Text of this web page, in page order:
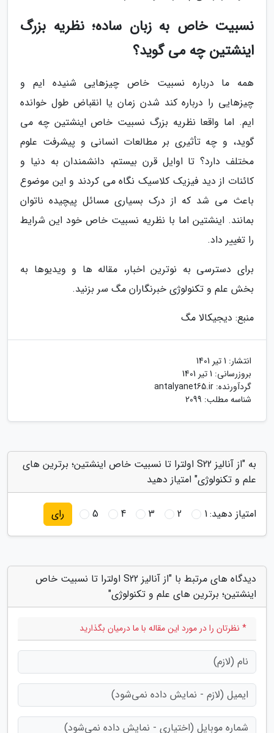
نسبیت خاص به زبان ساده؛ نظریه بزرگ
اینشتین چه می گوید؟
همه ما درباره نسبیت خاص چیزهایی شنیده ایم و
چیزهایی را درباره کند شدن زمان یا انقباض طول خوانده
ایم. اما واقعا نظریه بزرگ نسبیت خاص اینشتین چه می
گوید، و چه تأثیری بر مطالعات انسانی و پیشرفت علوم
مختلف دارد؟ تا اوایل قرن بیستم، دانشمندان به دنیا و
کائنات از دید فیزیک کلاسیک نگاه می کردند و این موضوع
باعث می شد که از درک بسیاری مسائل پیچیده ناتوان
بمانند. اینشتین اما با نظریه نسبیت خاص خود این شرایط
را تغییر داد.
برای دسترسی به نوترین اخبار، مقاله ها و ویدیوها به
بخش علم و تکنولوژی خبرنگاران مگ سر بزنید.
منبع: دیجیکالا مگ
انتشار: 1 تیر 1401
بروزرسانی: 1 تیر 1401
گردآورنده: antalyanet65.ir
شناسه مطلب: 2099
به "از آنالیز S22 اولترا تا نسبیت خاص اینشتین؛ برترین های
علم و تکنولوژی" امتیاز دهید
امتیاز دهید:1
2
3
4
5 رای
دیدگاه های مرتبط با "از آنالیز S22 اولترا تا نسبیت خاص
اینشتین؛ برترین های علم و تکنولوژی"
* نظرتان را در مورد این مقاله با ما درمیان بگذارید